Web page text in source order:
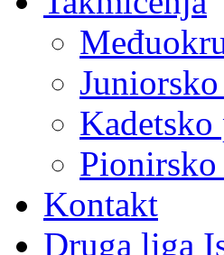
Kontakt
Druga liga